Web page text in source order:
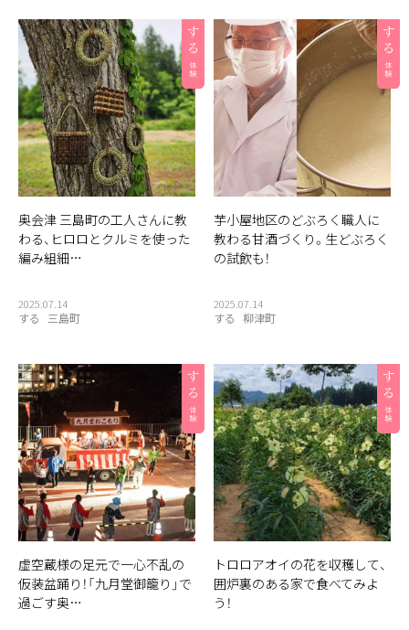
奥会津 三島町の工人さんに教
わる、ヒロロとクルミを使った
編み組細…
2025.07.14
する 三島町
芋小屋地区のどぶろく職人に
教わる甘酒づくり。生どぶろく
の試飲も！
2025.07.14
する 柳津町
虚空蔵様の足元で一心不乱の
仮装盆踊り！「九月堂御籠り」で
過ごす奥…
トロロアオイの花を収穫して、
囲炉裏のある家で食べてみよ
う！